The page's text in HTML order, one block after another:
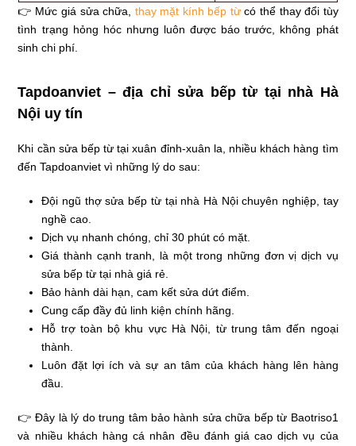
👉 Mức giá sửa chữa, thay mặt kính bếp từcó thể thay đổi tùy
tình trạng hỏng hóc nhưng luôn được báo trước, không phát
sinh chi phí.
Tapdoanviet – địa chỉ sửa bếp từ tại nhà Hà
Nội uy tín
Khi cần sửa bếp từ tại xuân đỉnh-xuân la, nhiều khách hàng tìm
đến Tapdoanviet vì những lý do sau:
Đội ngũ thợ sửa bếp từ tại nhà Hà Nội chuyên nghiệp, tay
nghề cao.
Dịch vụ nhanh chóng, chỉ 30 phút có mặt.
Giá thành cạnh tranh, là một trong những đơn vị dịch vụ
sửa bếp từ tại nhà giá rẻ.
Bảo hành dài hạn, cam kết sửa dứt điểm.
Cung cấp đầy đủ linh kiện chính hãng.
Hỗ trợ toàn bộ khu vực Hà Nội, từ trung tâm đến ngoại
thành.
Luôn đặt lợi ích và sự an tâm của khách hàng lên hàng
đầu.
👉 Đây là lý do trung tâm bảo hành sửa chữa bếp từ Baotriso1
và nhiều khách hàng cá nhân đều đánh giá cao dịch vụ của